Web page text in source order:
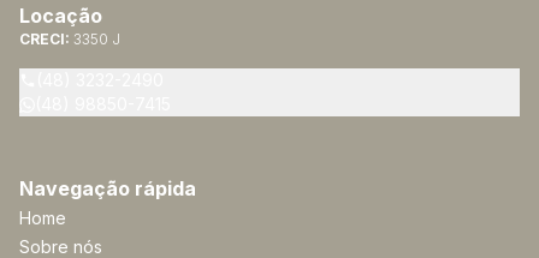
Locação
CRECI: 3350 J
Navegação rápida
Home
Sobre nós